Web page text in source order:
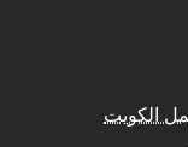
الكويت